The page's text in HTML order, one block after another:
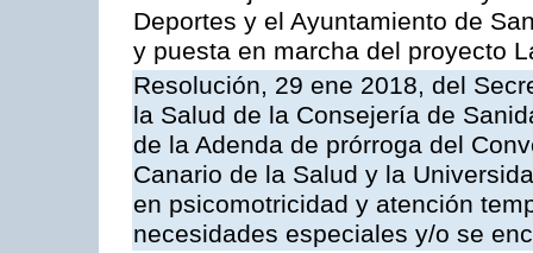
Deportes y el Ayuntamiento de
y puesta en marcha del proyecto
Resolución, 29 ene 2018, del
la Salud de la Consejería de
de la Adenda de prórroga del
Canario de la Salud y la
en psicomotricidad y atención
necesidades especiales y/o se